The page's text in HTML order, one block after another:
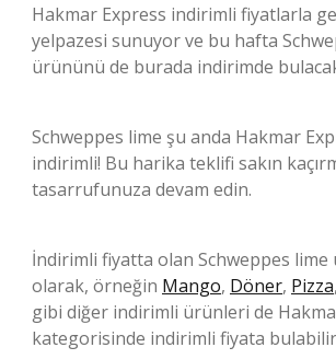
Hakmar Express indirimli fiyatlarla
yelpazesi sunuyor ve bu hafta
ürününü de burada indirimde
Schweppes lime şu anda Hakmar
indirimli! Bu harika teklifi sakın
tasarrufunuza devam edin.
İndirimli fiyatta olan Schweppes
olarak, örneğin Mango, Döner, Pizza,
gibi diğer indirimli ürünleri de
kategorisinde indirimli fiyata